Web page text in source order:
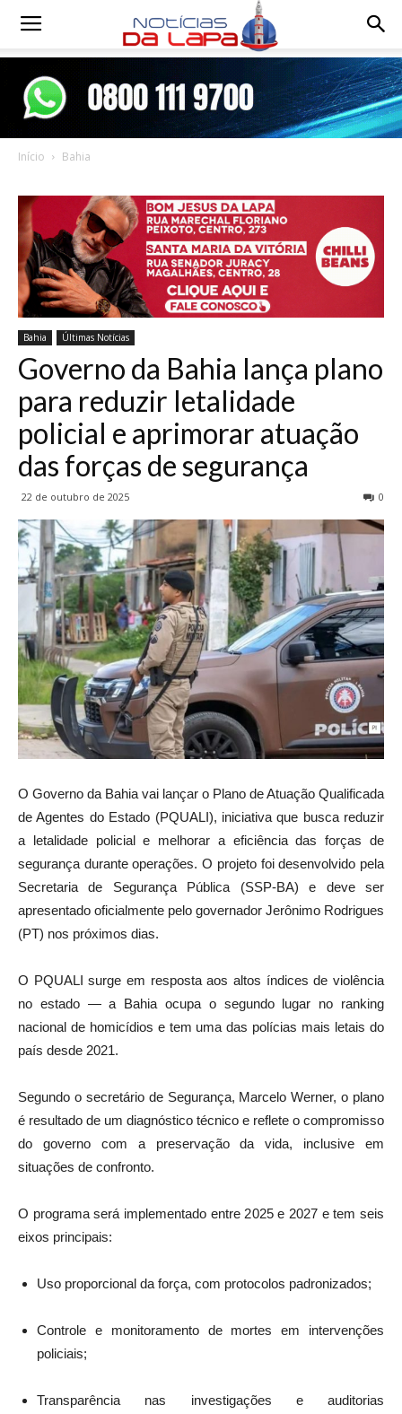
Notícias
Início Bahia
Bahia Últimas Notícias
Governo da Bahia lança plano
para reduzir letalidade
policial e aprimorar atuação
das forças de segurança
22 de outubro de 2025 0
O Governo da Bahia vai lançar o Plano de Atuação Qualificada
de Agentes do Estado (PQUALI), iniciativa que busca reduzir
a letalidade policial e melhorar a eficiência das forças de
segurança durante operações. O projeto foi desenvolvido pela
Secretaria de Segurança Pública (SSP-BA) e deve ser
apresentado oficialmente pelo governador Jerônimo Rodrigues
(PT) nos próximos dias.
O PQUALI surge em resposta aos altos índices de violência
no estado — a Bahia ocupa o segundo lugar no ranking
nacional de homicídios e tem uma das polícias mais letais do
país desde 2021.
Segundo o secretário de Segurança, Marcelo Werner, o plano
é resultado de um diagnóstico técnico e reflete o compromisso
do governo com a preservação da vida, inclusive em
situações de confronto.
O programa será implementado entre 2025 e 2027 e tem seis
eixos principais:
Uso proporcional da força, com protocolos padronizados;
Controle e monitoramento de mortes em intervenções
policiais;
Transparência nas investigações e auditorias